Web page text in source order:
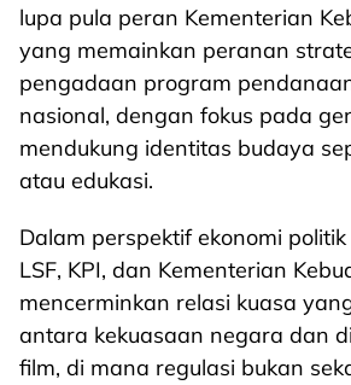
lupa pula peran Kementerian
yang memainkan peranan
pengadaan program
nasional, dengan fokus pada
mendukung identitas budaya
atau edukasi.
Dalam perspektif ekonomi
LSF, KPI, dan Kementerian
mencerminkan relasi kuasa
antara kekuasaan negara dan
film, di mana regulasi bukan